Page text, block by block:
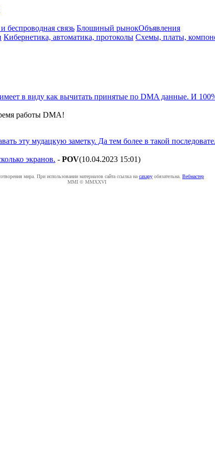
беспроводная связь Блошиный рынокОбъявления
Кибернетика, автоматика, протоколы Схемы, платы,
в виду как вычитать принятые по DMA данные. И
работы DMA!
эту мудацкую заметку. Да тем более в такой
экранов. - POV(10.04.2023 15:01)
мира. При использовании материалов сайта ссылка на caxapу обязательна. Вебмастер
MMI © MMXXVI